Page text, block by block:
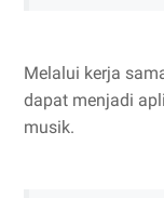
Melalui kerja
dapat menjadi
musik.